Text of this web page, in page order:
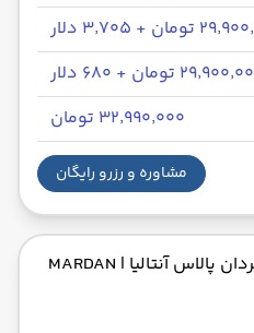
+ ۳٬۷۰۵ دلار
تومان + ۶۸۰ دلار
۳۲٬۹۹۰٬۰۰۰ تومان
مشاوره و رزرو رایگان
پالاس آنتالیا | MARDAN